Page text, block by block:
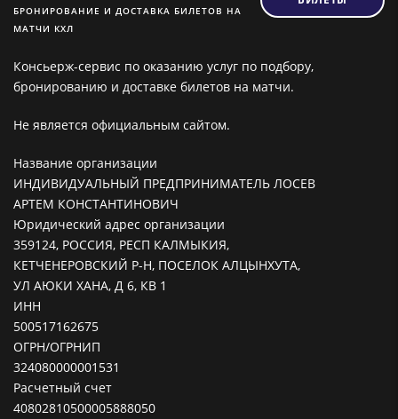
БРОНИРОВАНИЕ И ДОСТАВКА БИЛЕТОВ НА
МАТЧИ КХЛ
Консьерж-сервис по оказанию услуг по подбору,
бронированию и доставке билетов на матчи.
Не является официальным сайтом.
Название организации
ИНДИВИДУАЛЬНЫЙ ПРЕДПРИНИМАТЕЛЬ ЛОСЕВ
АРТЕМ КОНСТАНТИНОВИЧ
Юридический адрес организации
359124, РОССИЯ, РЕСП КАЛМЫКИЯ,
КЕТЧЕНЕРОВСКИЙ Р-Н, ПОСЕЛОК АЛЦЫНХУТА,
УЛ АЮКИ ХАНА, Д 6, КВ 1
ИНН
500517162675
ОГРН/ОГРНИП
324080000001531
Расчетный счет
40802810500005888050